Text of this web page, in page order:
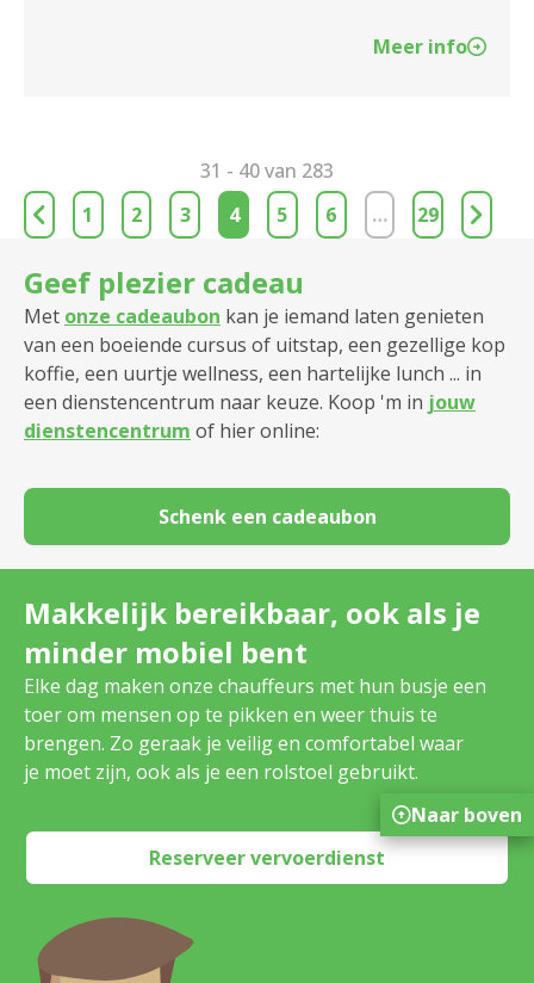
Meer info
31 - 40 van 283
1
2 3 4 5 6 … 29
Geef plezier cadeau
Met onze cadeaubon kan je iemand laten genieten
van een boeiende cursus of uitstap, een gezellige kop
koffie, een uurtje wellness, een hartelijke lunch ... in
een dienstencentrum naar keuze. Koop 'm in jouw
dienstencentrum of hier online:
Schenk een cadeaubon
Makkelijk bereikbaar, ook als je
minder mobiel bent
Elke dag maken onze chauffeurs met hun busje een
toer om mensen op te pikken en weer thuis te
brengen. Zo geraak je veilig en comfortabel waar
je moet zijn, ook als je een rolstoel gebruikt.
Reserveer vervoerdienst
Naar boven